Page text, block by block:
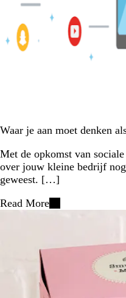
Waar je aan moet denken
Met de opkomst van
over jouw kleine bedrijf
geweest. […]
Read More